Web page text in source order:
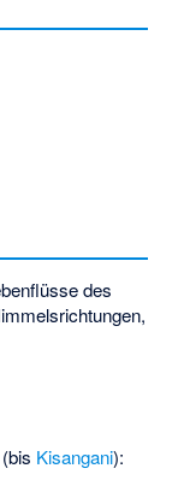
des
Kisangani):